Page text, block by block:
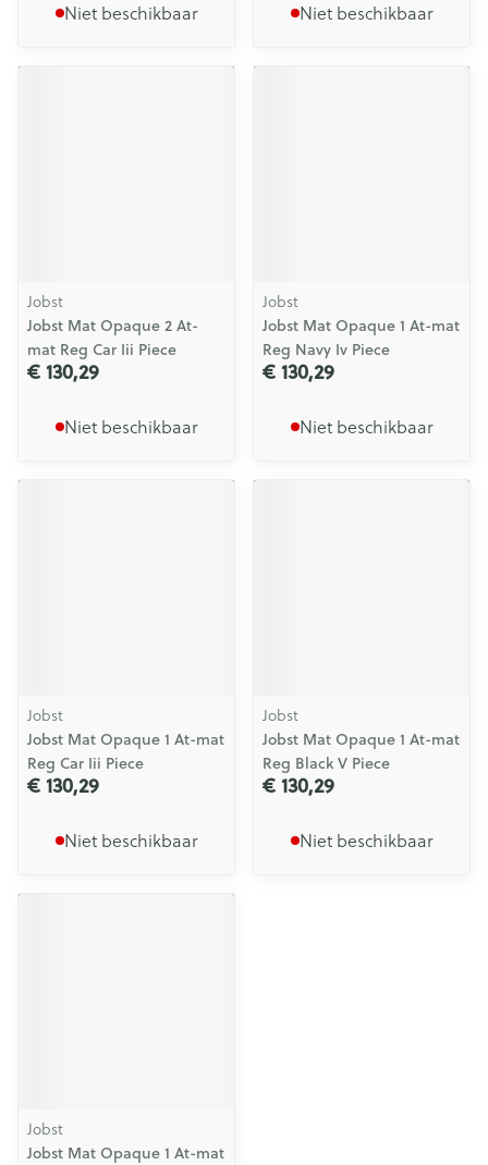
Niet beschikbaar Niet beschikbaar
Jobst
Jobst Mat Opaque 2 At-
mat Reg Car Iii Piece
€ 130,29
Niet beschikbaar
Jobst
Jobst Mat Opaque 1 At-mat
Reg Navy Iv Piece
€ 130,29
Niet beschikbaar
Jobst
Jobst Mat Opaque 1 At-mat
Reg Car Iii Piece
€ 130,29
Niet beschikbaar
Jobst
Jobst Mat Opaque 1 At-mat
Reg Black V Piece
€ 130,29
Niet beschikbaar
Jobst
Jobst Mat Opaque 1 At-mat